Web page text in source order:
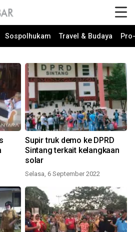
Sospolhukam Travel & Budaya
Supir truk demo ke DPRD
Sintang terkait kelangkaan
solar
Selasa, 6 September 2022